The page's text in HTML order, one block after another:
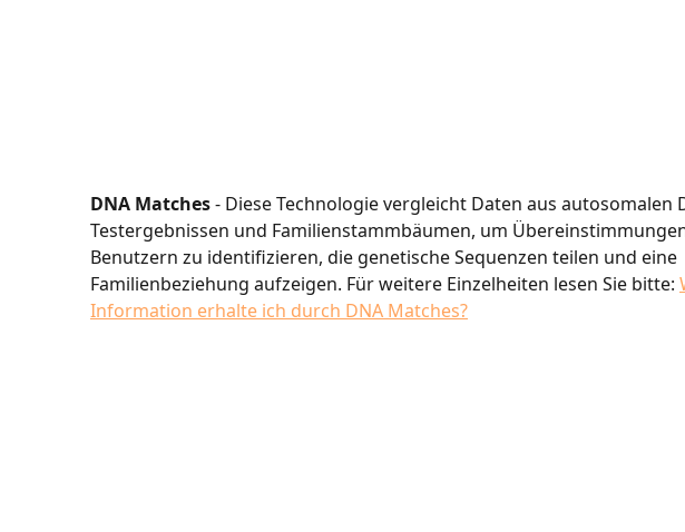
DNA Matches - Diese Technologie vergleicht Daten aus autosomalen
Testergebnissen und Familienstammbäumen, um
Benutzern zu identifizieren, die genetische Sequenzen teilen und eine
Familienbeziehung aufzeigen. Für weitere Einzelheiten lesen Sie bitte:
Information erhalte ich durch DNA Matches?